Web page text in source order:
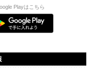
Playはこちら